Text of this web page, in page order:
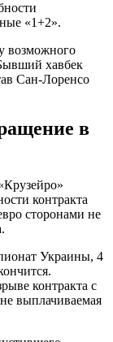
«1+2».
возможного
хавбек
Сан-Лоренсо
в
контракта
сторонами не
Украины, 4
контракта с
выплачиваемая